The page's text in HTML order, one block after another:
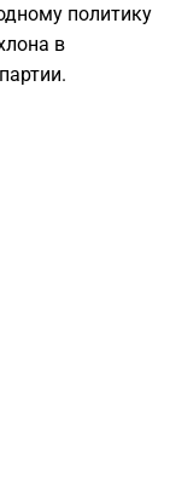
политику
в